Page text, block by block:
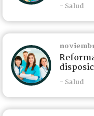
- Salud
- Salud